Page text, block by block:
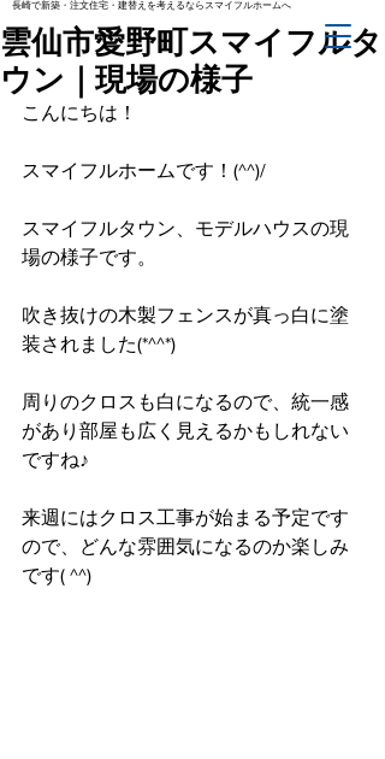
長崎で新築・注文住宅・建替えを考えるならスマイフルホームへ
雲仙市愛野町スマイフルタ
ウン｜現場の様子
こんにちは！
スマイフルホームです！(^^)/
スマイフルタウン、モデルハウスの現
場の様子です。
吹き抜けの木製フェンスが真っ白に塗
装されました(*^^*)
周りのクロスも白になるので、統一感
があり部屋も広く見えるかもしれない
ですね♪
来週にはクロス工事が始まる予定です
ので、どんな雰囲気になるのか楽しみ
です( ^^)